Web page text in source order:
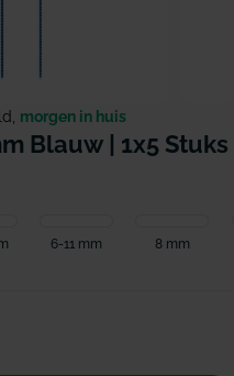
morgen in huis
Blauw | 1x5 Stuks
6-11 mm 8 mm